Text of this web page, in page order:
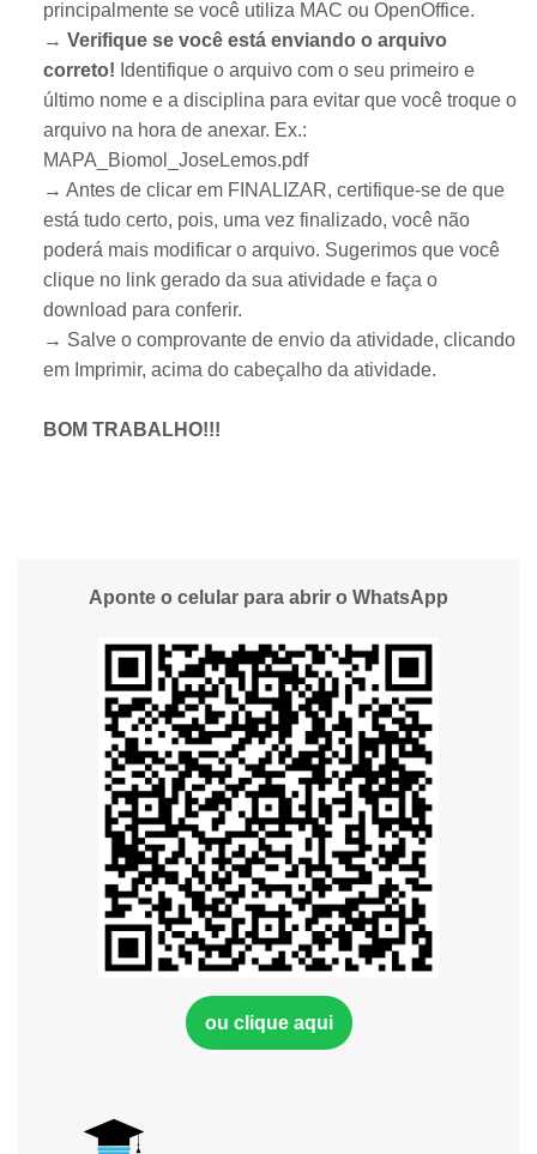
principalmente se você utiliza MAC ou OpenOffice.
→ Verifique se você está enviando o arquivo
correto! Identifique o arquivo com o seu primeiro e
último nome e a disciplina para evitar que você troque o
arquivo na hora de anexar. Ex.:
MAPA_Biomol_JoseLemos.pdf
→ Antes de clicar em FINALIZAR, certifique-se de que
está tudo certo, pois, uma vez finalizado, você não
poderá mais modificar o arquivo. Sugerimos que você
clique no link gerado da sua atividade e faça o
download para conferir.
→ Salve o comprovante de envio da atividade, clicando
em Imprimir, acima do cabeçalho da atividade.
BOM TRABALHO!!!
Aponte o celular para abrir o WhatsApp
ou clique aqui